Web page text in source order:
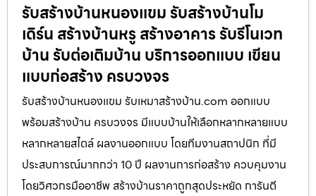
รับสร้างบ้านหนองแขม รับสร้างบ้านโม
เดิร์น สร้างบ้านหรู สร้างอาคาร รับรีโนเวท
บ้าน รับต่อเติมบ้าน บริการออกแบบ เขียน
แบบก่อสร้าง ครบวงจร
รับสร้างบ้านหนองแขม รับเหมาสร้างบ้าน.com ออกแบบ
พร้อมสร้างบ้าน ครบวงจร มีแบบบ้านให้เลือกหลากหลายแบบ
หลากหลายสไตล์ ผลงานออกแบบ โดยทีมงานสถาปนิก ที่มี
ประสบการณ์มากกว่า 10 ปี ผลงานการก่อสร้าง ควบคุมงาน
โดยวิศวกรมืออาชีพ สร้างบ้านราคาถูกสุดประหยัด การันตี